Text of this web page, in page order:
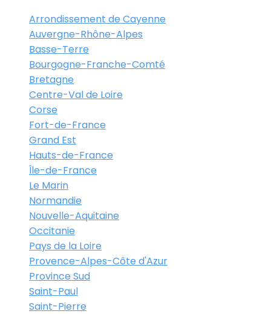
Arrondissement de Cayenne
Auvergne-Rhône-Alpes
Basse-Terre
Bourgogne-Franche-Comté
Bretagne
Centre-Val de Loire
Corse
Fort-de-France
Grand Est
Hauts-de-France
Île-de-France
Le Marin
Normandie
Nouvelle-Aquitaine
Occitanie
Pays de la Loire
Provence-Alpes-Côte d'Azur
Province Sud
Saint-Paul
Saint-Pierre